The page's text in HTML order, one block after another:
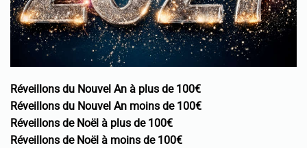
Réveillons du Nouvel An à plus de 100€
Réveillons du Nouvel An moins de 100€
Réveillons de Noël à plus de 100€
Réveillons de Noël à moins de 100€